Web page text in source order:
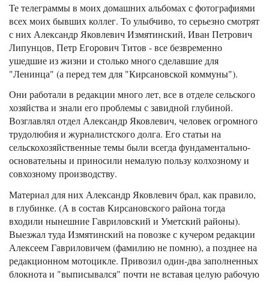
Те телеграммы в моих домашних альбомах с фотографиями
всех моих бывших коллег. То улыбчиво, то серьезно смотрят
с них Александр Яковлевич Измятинский, Иван Петрович
Липунцов, Петр Егорович Титов - все безвременно
ушедшие из жизни и столько много сделавшие для
"Ленинца" (а перед тем для "Кирсановской коммуны").
Они работали в редакции много лет, все в отделе сельского
хозяйства и знали его проблемы с завидной глубиной.
Возглавлял отдел Александр Яковлевич, человек огромного
трудолюбия и журналистского долга. Его статьи на
сельскохозяйственные темы были всегда фундаментально-
основательны и приносили немалую пользу колхозному и
совхозному производству.
Материал для них Александр Яковлевич брал, как правило,
в глубинке. (А в состав Кирсановского района тогда
входили нынешние Гавриловский и Уметский районы).
Выезжал туда Измятинский на повозке с кучером редакции
Алексеем Гавриловичем (фамилию не помню), а позднее на
редакционном мотоцикле. Привозил один-два заполненных
блокнота и "выписывался" почти не вставая целую рабочую